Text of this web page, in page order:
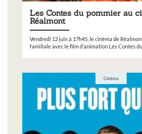
Les Contes du pommier au
Réalmont
Vendredi 12 juin à 17h45, le cinéma de
familiale avec le film d’animation Les Contes
Cinéma